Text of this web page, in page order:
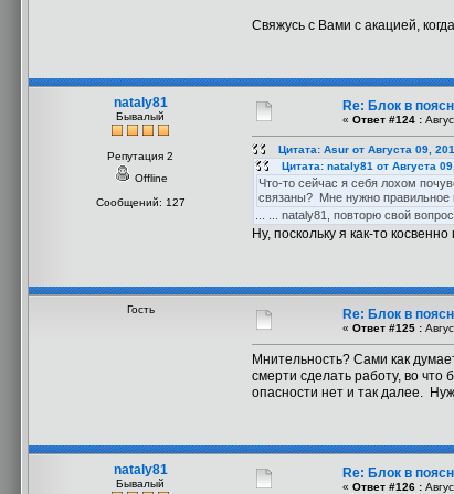
Свяжусь с Вами с акацией,
nataly81
Бывалый
Репутация 2
Offline
Сообщений: 127
Re: Блок в
« Ответ #124 :
Цитата: Asur от Августа 09,
Цитата: nataly81 от Августа
Что-то сейчас я себя лохом
связаны? Мне нужно правильное
... ... nataly81, повторю свой
Ну, поскольку я как-то
Гость Re: Блок в
« Ответ #125 :
Мнительность? Сами как
смерти сделать работу, во что
опасности нет и так далее.
nataly81
Бывалый
Re: Блок в
« Ответ #126 :